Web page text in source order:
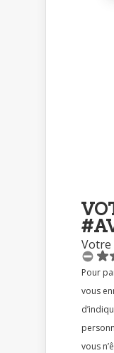
Votre
Pour participer à
vous
personnel
vous